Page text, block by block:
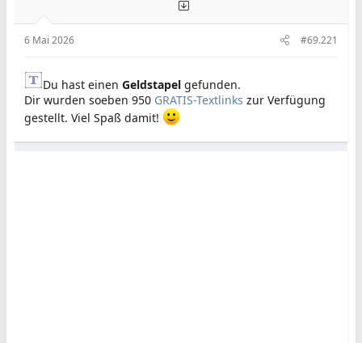
6 Mai 2026 #69.221
Du hast einen Geldstapel gefunden.
Dir wurden soeben 950 GRATIS-Textlinks zur Verfügung
gestellt. Viel Spaß damit!